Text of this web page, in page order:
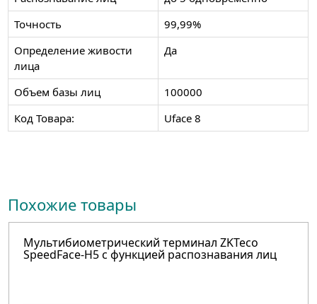
Точность
99,99%
Определение живости
лица
Да
Объем базы лиц
100000
Код Товара:
Uface 8
Похожие товары
Мультибиометрический терминал ZKTeco
SpeedFace-H5 с функцией распознавания лиц